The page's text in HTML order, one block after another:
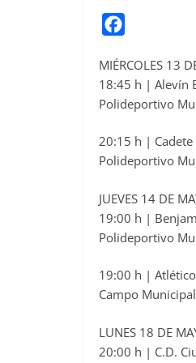
c
e
b
o
o
MIÉRCOLES 13
18:45 h | Alevín
Polideportivo
20:15 h | Cadete
Polideportivo
JUEVES 14 DE
19:00 h |
Polideportivo
19:00 h |
Campo
LUNES 18 DE
20:00 h | C.D.